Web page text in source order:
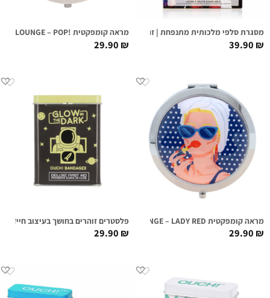
מסגרת סלפי מלכותית מתנפחת | זהב
39.90₪
מראה קומפקטית !FIRST CLASS LOUNGE – POP
29.90₪
מראה קומפקטית FIRST CLASS LOUNGE – LADY RED
29.90₪
פלסטרים זוהרים בחושך בעיצוב חייזרי
29.90₪